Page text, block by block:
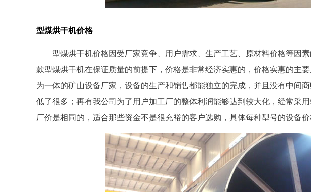
型煤烘干机价格
型煤烘干机价格因受厂家竞争、用户需求、生产工艺、原材料价格等因
款型煤烘干机在保证质量的前提下，价格是非常经济实惠的，价格实惠的主
为一体的矿山设备厂家，设备的生产和销售都能独立的完成，并且没有中间
低了很多；再有我公司为了用户加工厂的整体利润能够达到较大化，经常采
厂价是相同的，适合那些资金不是很充裕的客户选购，具体每种型号的设备